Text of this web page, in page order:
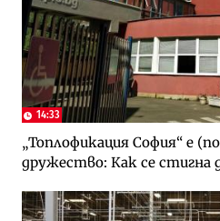
14:33
„Топлофикация София“ e
дружество: Как се стигна